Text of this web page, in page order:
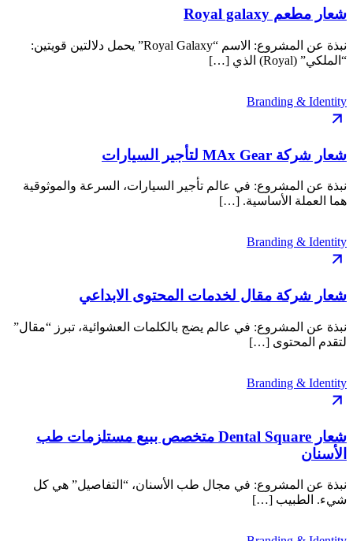
شعار مطعم Royal galaxy
نبذة عن المشروع: الاسم “Royal Galaxy” يحمل دلالتين قويتين:
“الملكي” (Royal) الذي […]
Branding & Identity
شعار شركة MAx Gear لتأجير السيارات
نبذة عن المشروع: في عالم تأجير السيارات، السرعة والموثوقية
هما العملة الأساسية. […]
Branding & Identity
شعار شركة مقال لخدمات المحتوى الابداعي
نبذة عن المشروع: في عالم يضج بالكلمات العشوائية، تبرز “مقال”
لتقدم المحتوى […]
Branding & Identity
شعار Dental Square متخصص ببيع مستلزمات طب
الأسنان
نبذة عن المشروع: في مجال طب الأسنان، “التفاصيل” هي كل
شيء. الطبيب […]